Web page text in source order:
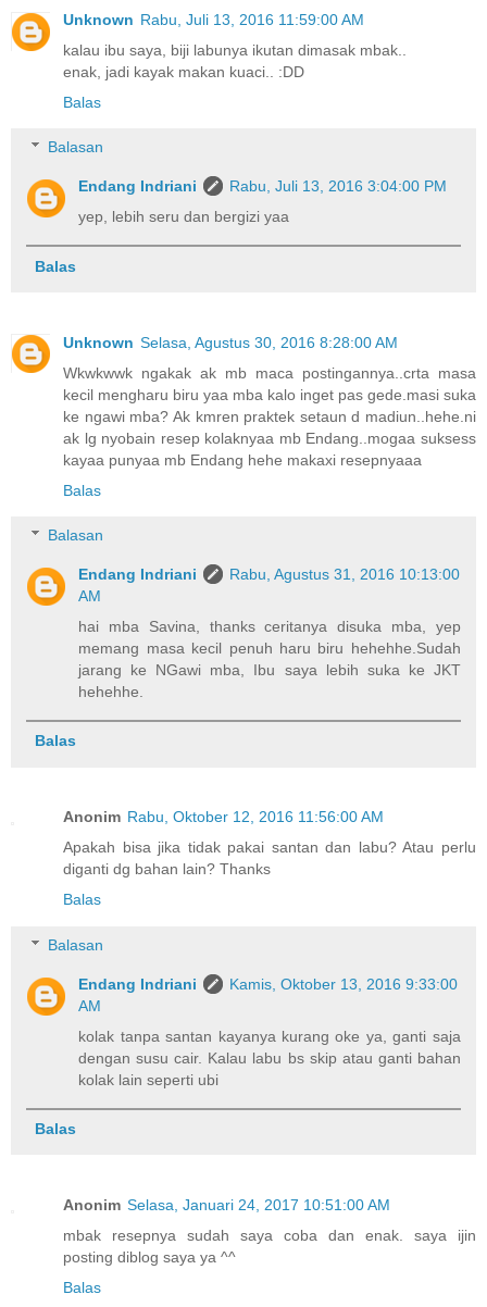
Unknown Rabu, Juli 13, 2016 11:59:00 AM
kalau ibu saya, biji labunya ikutan dimasak mbak..
enak, jadi kayak makan kuaci.. :DD
Balas
Balasan
Endang Indriani
Rabu, Juli 13, 2016 3:04:00 PM
yep, lebih seru dan bergizi yaa
Balas
Unknown Selasa, Agustus 30, 2016 8:28:00 AM
Wkwkwwk ngakak ak mb maca postingannya..crta masa
kecil mengharu biru yaa mba kalo inget pas gede.masi suka
ke ngawi mba? Ak kmren praktek setaun d madiun..hehe.ni
ak lg nyobain resep kolaknyaa mb Endang..mogaa suksess
kayaa punyaa mb Endang hehe makaxi resepnyaaa
Balas
Balasan
Endang Indriani
Rabu, Agustus 31, 2016 10:13:00
AM
hai mba Savina, thanks ceritanya disuka mba, yep
memang masa kecil penuh haru biru hehehhe.Sudah
jarang ke NGawi mba, Ibu saya lebih suka ke JKT
hehehhe.
Balas
Anonim Rabu, Oktober 12, 2016 11:56:00 AM
Apakah bisa jika tidak pakai santan dan labu? Atau perlu
diganti dg bahan lain? Thanks
Balas
Balasan
Endang Indriani
Kamis, Oktober 13, 2016 9:33:00
AM
kolak tanpa santan kayanya kurang oke ya, ganti saja
dengan susu cair. Kalau labu bs skip atau ganti bahan
kolak lain seperti ubi
Balas
Anonim Selasa, Januari 24, 2017 10:51:00 AM
mbak resepnya sudah saya coba dan enak. saya ijin
posting diblog saya ya ^^
Balas